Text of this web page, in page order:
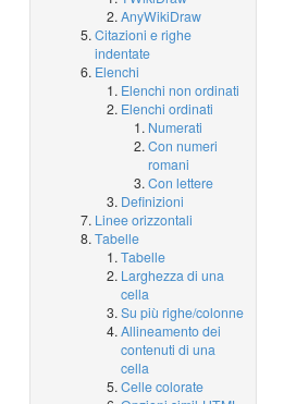
AnyWikiDraw
Citazioni e righe
indentate
Elenchi
Elenchi non ordinati
Elenchi ordinati
Numerati
Con numeri
romani
Con lettere
Definizioni
Linee orizzontali
Tabelle
Tabelle
Larghezza di una
cella
Su più righe/colonne
Allineamento dei
contenuti di una
cella
Celle colorate